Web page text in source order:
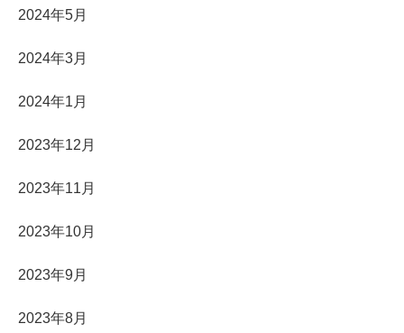
2024年5月
2024年3月
2024年1月
2023年12月
2023年11月
2023年10月
2023年9月
2023年8月